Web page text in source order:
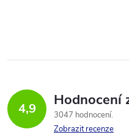
4,9 Hodnocení
3047 hodnocení
Zobrazit recenze